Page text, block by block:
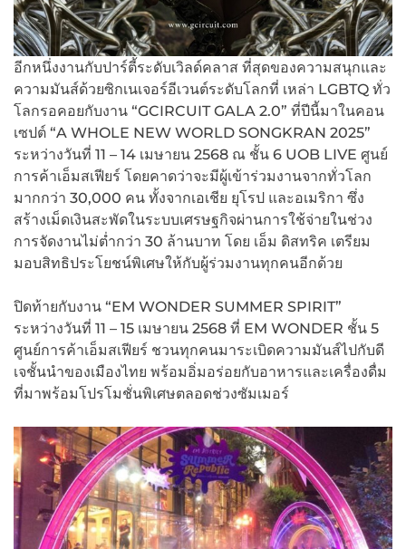
อีกหนึ่งงานกับปาร์ตี้ระดับเวิลด์คลาส ที่สุดของความสนุกและ
ความมันส์ด้วยซิกเนเจอร์อีเวนต์ระดับโลกที่ เหล่า LGBTQ ทั่ว
โลกรอคอยกับงาน “GCIRCUIT GALA 2.0” ที่ปีนี้มาในคอน
เซปต์ “A WHOLE NEW WORLD SONGKRAN 2025”
ระหว่างวันที่ 11 – 14 เมษายน 2568 ณ ชั้น 6 UOB LIVE ศูนย์
การค้าเอ็มสเฟียร์ โดยคาดว่าจะมีผู้เข้าร่วมงานจากทั่วโลก
มากกว่า 30,000 คน ทั้งจากเอเชีย ยุโรป และอเมริกา ซึ่ง
สร้างเม็ดเงินสะพัดในระบบเศรษฐกิจผ่านการใช้จ่ายในช่วง
การจัดงานไม่ต่ำกว่า 30 ล้านบาท โดย เอ็ม ดิสทริค เตรียม
มอบสิทธิประโยชน์พิเศษให้กับผู้ร่วมงานทุกคนอีกด้วย
ปิดท้ายกับงาน “EM WONDER SUMMER SPIRIT”
ระหว่างวันที่ 11 – 15 เมษายน 2568 ที่ EM WONDER ชั้น 5
ศูนย์การค้าเอ็มสเฟียร์ ชวนทุกคนมาระเบิดความมันส์ไปกับดี
เจชั้นนำของเมืองไทย พร้อมอิ่มอร่อยกับอาหารและเครื่องดื่ม
ที่มาพร้อมโปรโมชั่นพิเศษตลอดช่วงซัมเมอร์